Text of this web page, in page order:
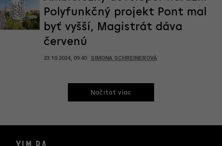
Polyfunkčný projekt Pont mal
byť vyšší, Magistrát dáva
červenú
23.10.2024, 09:40 SIMONA SCHREINEROVÁ
Načitať viac